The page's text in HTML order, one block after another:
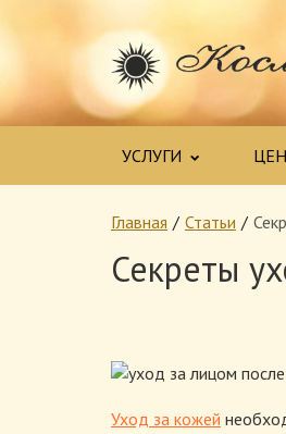
УСЛУГИ
Главная Статьи
Секреты
Уход за кожей